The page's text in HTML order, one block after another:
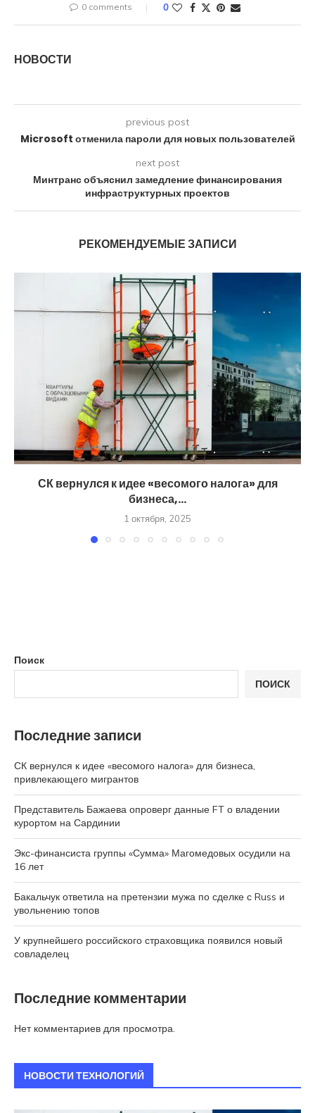
0 comments 0
НОВОСТИ
previous post
Microsoft отменила пароли для новых пользователей
next post
Минтранс объяснил замедление финансирования
инфраструктурных проектов
РЕКОМЕНДУЕМЫЕ ЗАПИСИ
СК вернулся к идее «весомого налога» для
бизнеса,...
1 октября, 2025
Поиск
ПОИСК
Последние записи
СК вернулся к идее «весомого налога» для бизнеса,
привлекающего мигрантов
Представитель Бажаева опроверг данные FT о владении
курортом на Сардинии
Экс-финансиста группы «Сумма» Магомедовых осудили на
16 лет
Бакальчук ответила на претензии мужа по сделке с Russ и
увольнению топов
У крупнейшего российского страховщика появился новый
совладелец
Последние комментарии
Нет комментариев для просмотра.
НОВОСТИ ТЕХНОЛОГИЙ